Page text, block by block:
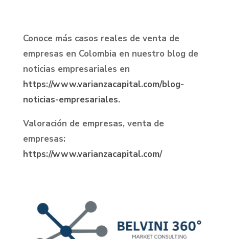
Conoce más casos reales de venta de
empresas en Colombia en nuestro blog de
noticias empresariales en
https://www.varianzacapital.com/blog-
noticias-empresariales.
Valoración de empresas, venta de
empresas:
https://www.varianzacapital.com/